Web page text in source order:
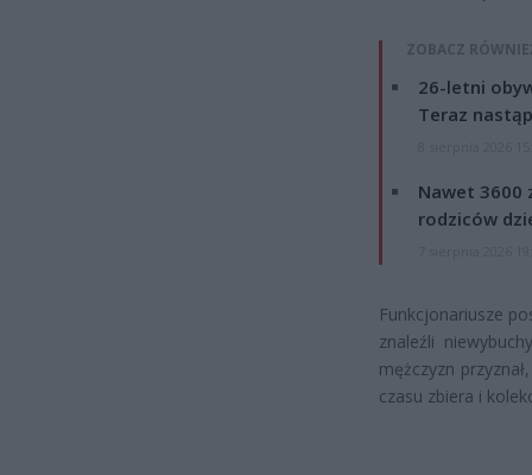
ZOBACZ
26-letni
Teraz
Nawet 3600
rodziców
Funkcjonariusze
znaleźli
mężczyzn
czasu zbiera i